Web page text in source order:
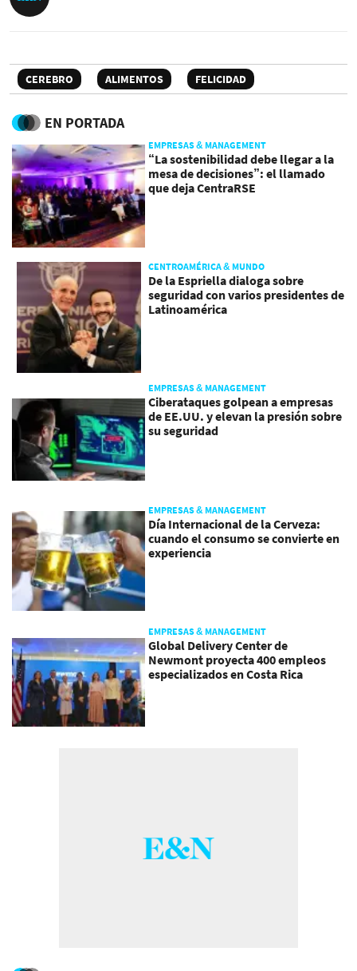
CEREBRO ALIMENTOS FELICIDAD
EN PORTADA
EMPRESAS & MANAGEMENT
“La sostenibilidad debe llegar a la
mesa de decisiones”: el llamado
que deja CentraRSE
CENTROAMÉRICA & MUNDO
De la Espriella dialoga sobre
seguridad con varios presidentes de
Latinoamérica
EMPRESAS & MANAGEMENT
Ciberataques golpean a empresas
de EE.UU. y elevan la presión sobre
su seguridad
EMPRESAS & MANAGEMENT
Día Internacional de la Cerveza:
cuando el consumo se convierte en
experiencia
EMPRESAS & MANAGEMENT
Global Delivery Center de
Newmont proyecta 400 empleos
especializados en Costa Rica